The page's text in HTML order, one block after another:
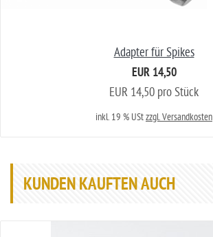
Adapter für Spikes
EUR 14,50
EUR 14,50 pro Stück
inkl. 19 % UStzzgl. Versandkosten
KUNDEN KAUFTEN AUCH